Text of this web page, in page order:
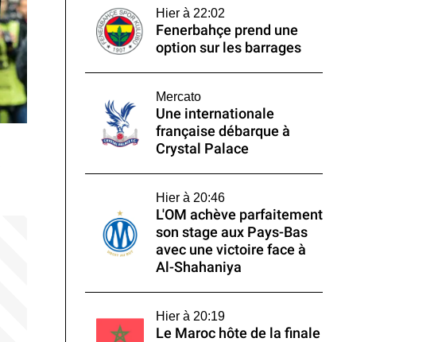
Hier à 22:02
Fenerbahçe prend une
option sur les barrages
Mercato
Une internationale
française débarque à
Crystal Palace
Hier à 20:46
L'OM achève parfaitement
son stage aux Pays-Bas
avec une victoire face à
Al-Shahaniya
Hier à 20:19
Le Maroc hôte de la finale